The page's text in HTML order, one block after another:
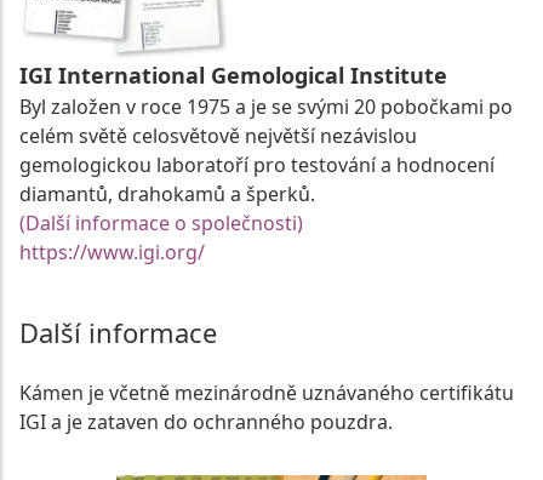
IGI International Gemological Institute
Byl založen v roce 1975 a je se svými 20 pobočkami po
celém světě celosvětově největší nezávislou
gemologickou laboratoří pro testování a hodnocení
diamantů, drahokamů a šperků.
(Další informace o společnosti)
https://www.igi.org/
Další informace
Kámen je včetně mezinárodně uznávaného certifikátu
IGI a je zataven do ochranného pouzdra.